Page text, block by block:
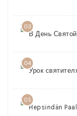
03
04
05